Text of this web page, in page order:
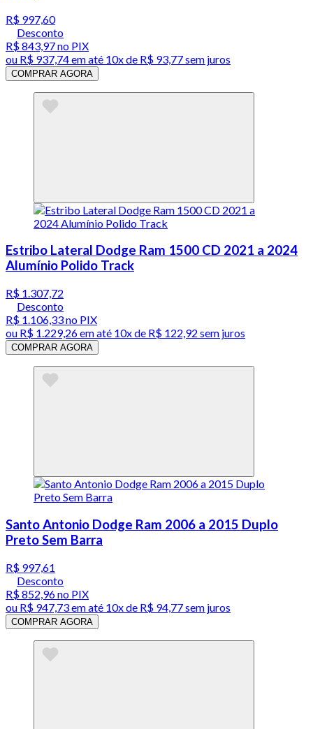
R$ 997,60
Desconto
R$ 843,97no PIX
ou R$ 937,74em até 10x de R$ 93,77 sem juros
COMPRAR AGORA
Estribo Lateral Dodge Ram 1500 CD 2021 a 2024
Alumínio Polido Track
R$ 1.307,72
Desconto
R$ 1.106,33no PIX
ou R$ 1.229,26em até 10x de R$ 122,92 sem juros
COMPRAR AGORA
Santo Antonio Dodge Ram 2006 a 2015 Duplo
Preto Sem Barra
R$ 997,61
Desconto
R$ 852,96no PIX
ou R$ 947,73em até 10x de R$ 94,77 sem juros
COMPRAR AGORA